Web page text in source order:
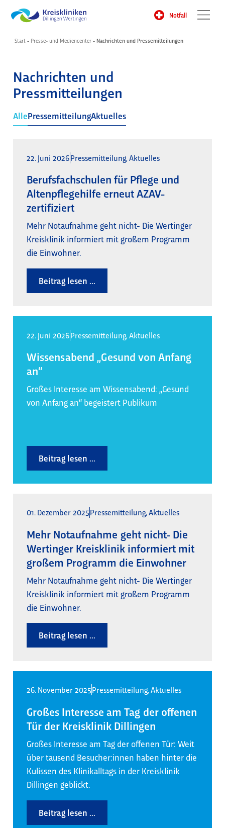
Notfall
Start- Presse- und Mediencenter- Nachrichten und Pressemitteilungen
Nachrichten und
Pressmitteilungen
PressemitteilungAktuelles
Alle
22. Juni 2026Pressemitteilung,Aktuelles
Berufsfachschulen für Pflege und
Altenpflegehilfe erneut AZAV-
zertifiziert
Mehr Notaufnahme geht nicht- Die Wertinger
Kreisklinik informiert mit großem Programm
die Einwohner.
Beitrag lesen ...
22. Juni 2026Pressemitteilung,Aktuelles
Wissensabend „Gesund von Anfang
an“
Großes Interesse am Wissensabend: „Gesund
von Anfang an“ begeistert Publikum
Beitrag lesen ...
01. Dezember 2025Pressemitteilung,Aktuelles
Mehr Notaufnahme geht nicht- Die
Wertinger Kreisklinik informiert mit
großem Programm die Einwohner
Mehr Notaufnahme geht nicht- Die Wertinger
Kreisklinik informiert mit großem Programm
die Einwohner.
Beitrag lesen ...
26. November 2025Pressemitteilung,Aktuelles
Großes Interesse am Tag der offenen
Tür der Kreisklinik Dillingen
Großes Interesse am Tag der offenen Tür: Weit
über tausend Besucher:innen haben hinter die
Kulissen des Klinikalltags in der Kreisklinik
Dillingen geblickt.
Beitrag lesen ...